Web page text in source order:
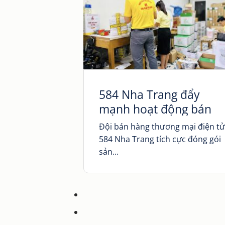
584 Nha Trang đẩy
mạnh hoạt động bán
hàng trên TMĐT
Đội bán hàng thương mại điện tử
584 Nha Trang tích cực đóng gói
sản...